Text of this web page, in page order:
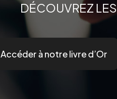
DÉCOUVREZ
Accéder à notre livre d’Or